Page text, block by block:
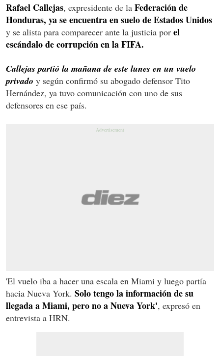
Rafael Callejas, expresidente de la Federación de
Honduras, ya se encuentra en suelo de Estados Unidos
y se alista para comparecer ante la justicia por el
escándalo de corrupción en la FIFA.
Callejas partió la mañana de este lunes en un vuelo
privado y según confirmó su abogado defensor Tito
Hernández, ya tuvo comunicación con uno de sus
defensores en ese país.
'El vuelo iba a hacer una escala en Miami y luego partía
hacia Nueva York. Solo tengo la información de su
llegada a Miami, pero no a Nueva York', expresó en
entrevista a HRN.